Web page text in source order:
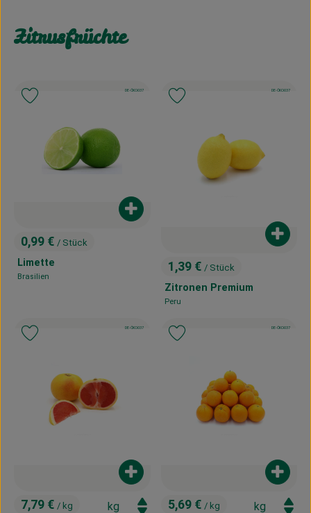
Zitrusfrüchte
, Preis:
0,99 € / Stück
Limette
, Herkunft:
Brasilien
Produkt zum Warenkorb hinzufügen
, Verband:
, Kontrollstelle:
DE-ÖKO-037
, Preis:
1,39 € / Stück
Zitronen Premium
, Herkunft:
Peru
, Verband:
, Kontrollstelle:
DE-ÖKO-037
7,79 € / kg
Produkt zum Warenkorb hinzufügen
, Verband:
, Kontrollstelle:
DE-ÖKO-037
5,69 € / kg
, Verband:
, Kontrollstelle:
DE-ÖKO-037